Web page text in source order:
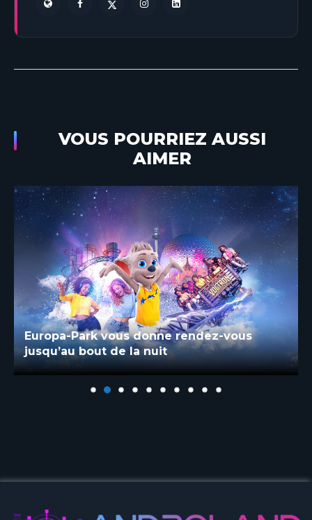
VOUS POURRIEZ AUSSI
AIMER
Europa-Park vous donne rendez-vous
jusqu’au bout de la nuit